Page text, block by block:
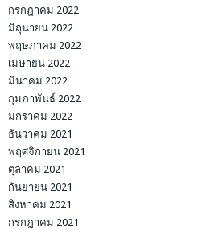
กรกฎาคม 2022
มิถุนายน 2022
พฤษภาคม 2022
เมษายน 2022
มีนาคม 2022
กุมภาพันธ์ 2022
มกราคม 2022
ธันวาคม 2021
พฤศจิกายน 2021
ตุลาคม 2021
กันยายน 2021
สิงหาคม 2021
กรกฎาคม 2021